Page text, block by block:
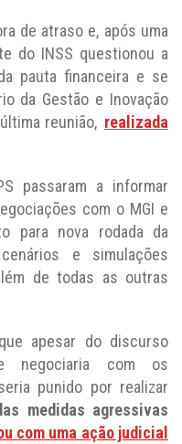
de atraso e, após uma
do INSS questionou a
pauta financeira e se
da Gestão e Inovação
reunião, realizada
passaram a informar
com o MGI e
para nova rodada da
e simulações
de todas as outras
apesar do discurso
negociaria com os
punido por realizar
medidas agressivas
com uma ação judicial